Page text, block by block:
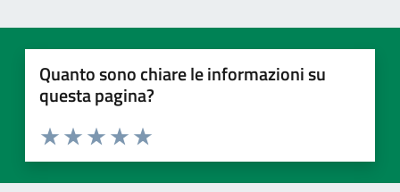
Quanto sono chiare le informazioni su
questa pagina?
Valuta 5 stelle su 5
Valuta 4 stelle su 5
Valuta 3 stelle su 5
Valuta 2 stelle su 5
Valuta 1 stelle su 5